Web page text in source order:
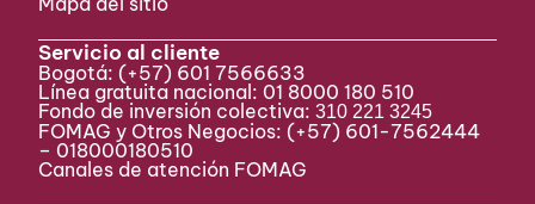
Servicio al cliente
Bogotá: (+57) 601 7566633
Línea gratuita nacional: 01 8000 180 510
Fondo de inversión colectiva:310 221 3245
FOMAG y Otros Negocios: (+57) 601-7562444
– 018000180510
Canales de atención FOMAG